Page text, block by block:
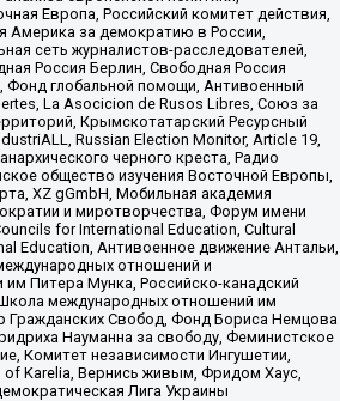
Европа, Российский комитет действия,
Америка за демократию в России,
сеть журналистов-расследователей,
Россия Берлин, Свободная Россия
Фонд глобальной помощи, Антивоенный
La Asocicion de Rusos Libres, Союз за
Крымскотатарский Ресурсный
Russian Election Monitor, Article 19,
черного креста, Радио
общество изучения Восточной Европы,
XZ gGmbH, Мобильная академия
и миротворчества, Форум имени
for International Education, Cultural
Education, Антивоенное движение Антальи,
отношений и
им Питера Мунка, Российско-канадский
международных отношений им
Гражданских Свобод, Фонд Бориса Немцова
Науманна за свободу, Феминистское
Комитет независимости Ингушетии,
Karelia, Вернись живым, Фридом Хаус,
Лига Украины